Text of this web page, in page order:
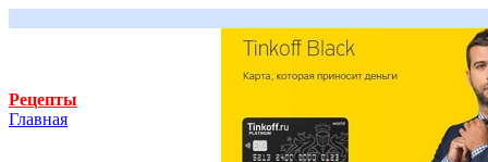
Рецепты
Главная